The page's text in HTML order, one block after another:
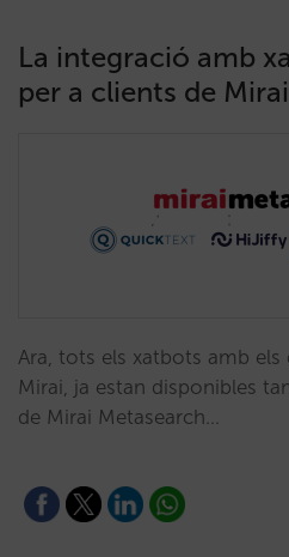
La integració amb
per a clients de
Ara, tots els xatbots amb
Mirai, ja estan disponibles
de Mirai Metasearch…